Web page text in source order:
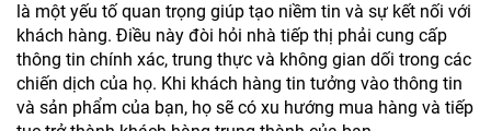
là một yếu tố quan trọng giúp tạo niềm tin và sự kết nối với
khách hàng. Điều này đòi hỏi nhà tiếp thị phải cung cấp
thông tin chính xác, trung thực và không gian dối trong các
chiến dịch của họ. Khi khách hàng tin tưởng vào thông tin
và sản phẩm của bạn, họ sẽ có xu hướng mua hàng và tiếp